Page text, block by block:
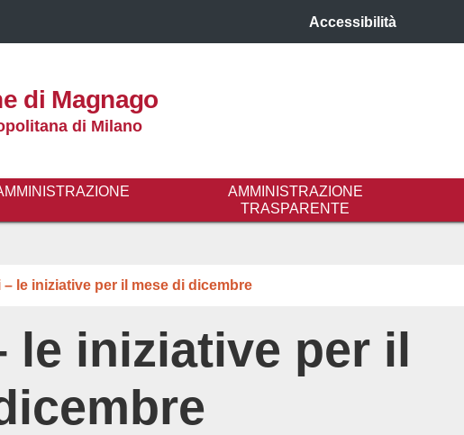
Accessibilità
di Magnago
di Milano
AMMINISTRAZIONE
TRASPARENTE
– le iniziative per il mese di dicembre
le iniziative per il